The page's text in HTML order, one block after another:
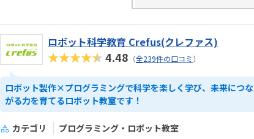
ロボット科学教育 Crefus(クレファス)
★★★★★4.48 （全239件の口コミ）
ロボット製作×プログラミングで科学を楽しく学び、未来につな
がる力を育てるロボット教室です！
カテゴリ
プログラミング・ロボット教室